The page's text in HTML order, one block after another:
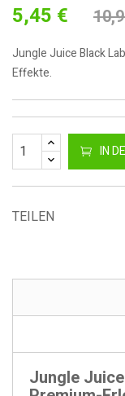
5,45 €
Jungle Juice Black
Effekte.
IN
TEILEN
Jungle